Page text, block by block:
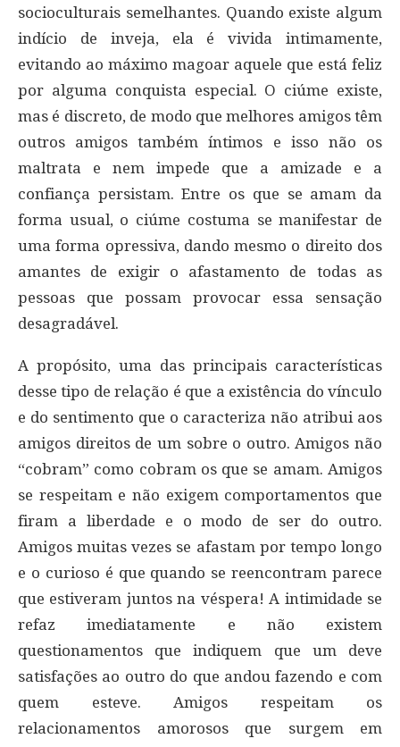
socioculturais semelhantes. Quando existe algum
indício de inveja, ela é vivida intimamente,
evitando ao máximo magoar aquele que está feliz
por alguma conquista especial. O ciúme existe,
mas é discreto, de modo que melhores amigos têm
outros amigos também íntimos e isso não os
maltrata e nem impede que a amizade e a
confiança persistam. Entre os que se amam da
forma usual, o ciúme costuma se manifestar de
uma forma opressiva, dando mesmo o direito dos
amantes de exigir o afastamento de todas as
pessoas que possam provocar essa sensação
desagradável.
A propósito, uma das principais características
desse tipo de relação é que a existência do vínculo
e do sentimento que o caracteriza não atribui aos
amigos direitos de um sobre o outro. Amigos não
“cobram” como cobram os que se amam. Amigos
se respeitam e não exigem comportamentos que
firam a liberdade e o modo de ser do outro.
Amigos muitas vezes se afastam por tempo longo
e o curioso é que quando se reencontram parece
que estiveram juntos na véspera! A intimidade se
refaz imediatamente e não existem
questionamentos que indiquem que um deve
satisfações ao outro do que andou fazendo e com
quem esteve. Amigos respeitam os
relacionamentos amorosos que surgem em